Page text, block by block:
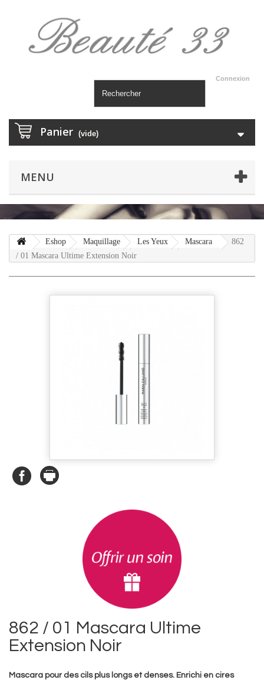
Connexion
Panier (vide)
MENU
Eshop Maquillage Les Yeux Mascara
862
/ 01 Mascara Ultime Extension Noir
862 / 01 Mascara Ultime
Extension Noir
Mascara pour des cils plus longs et denses. Enrichi en cires